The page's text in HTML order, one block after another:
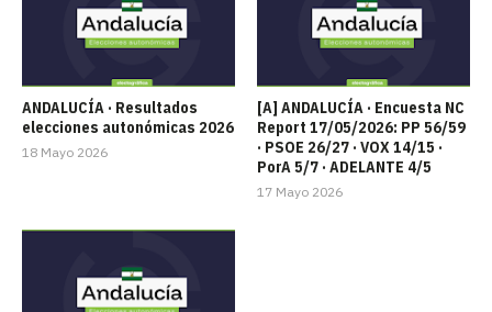
ANDALUCÍA · Resultados
elecciones autonómicas 2026
18 Mayo 2026
[A] ANDALUCÍA · Encuesta NC
Report 17/05/2026: PP 56/59
· PSOE 26/27 · VOX 14/15 ·
PorA 5/7 · ADELANTE 4/5
17 Mayo 2026